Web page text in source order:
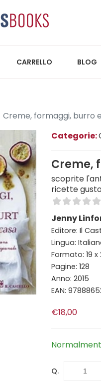
CARRELLO BLOG
Creme, formaggi, burro
Categorie:
Creme,
scoprite
ricette
Jenny
Editore: Il
Lingua:
Formato: 19 x
Pagine: 128
Anno: 2015
EAN:
€18,00
Q.